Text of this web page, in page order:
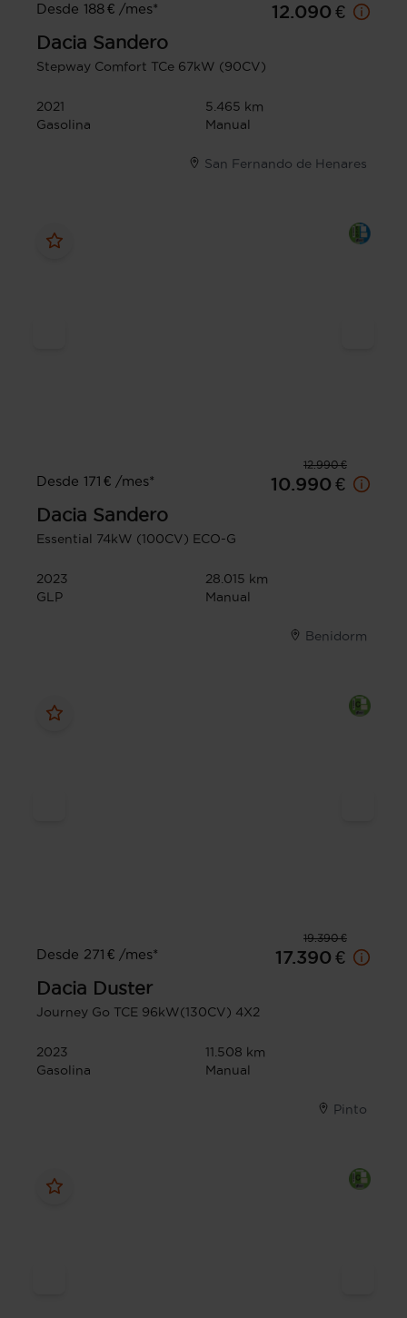
Desde 188 € /mes*
12.090 €
Dacia Sandero
Stepway Comfort TCe 67kW (90CV)
2021
5.465 km
Gasolina
Manual
San Fernando de Henares
12.990 €
Desde 171 € /mes*
10.990 €
Dacia Sandero
Essential 74kW (100CV) ECO-G
2023
28.015 km
GLP
Manual
Benidorm
19.390 €
Desde 271 € /mes*
17.390 €
Dacia Duster
Journey Go TCE 96kW(130CV) 4X2
2023
11.508 km
Gasolina
Manual
Pinto